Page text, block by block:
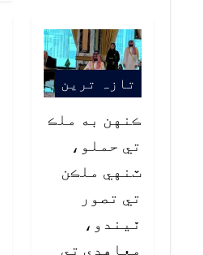
تازہ ترین
ڪنهن به ملڪ
تي حملو،
ٽنهي ملڪن
تي تصور
ٿيندو،
معاهدي تي